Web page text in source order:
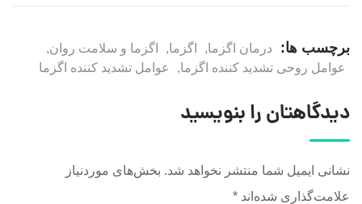
برچسب ها: درمان اگزما, اگزما, اگزما و سلامت روان,
عوامل روحی تشدید کننده اگزما, عوامل تشدید کننده اگزما
دیدگاهتان را بنویسید
نشانی ایمیل شما منتشر نخواهد شد. بخش‌های موردنیاز
علامت‌گذاری شده‌اند *